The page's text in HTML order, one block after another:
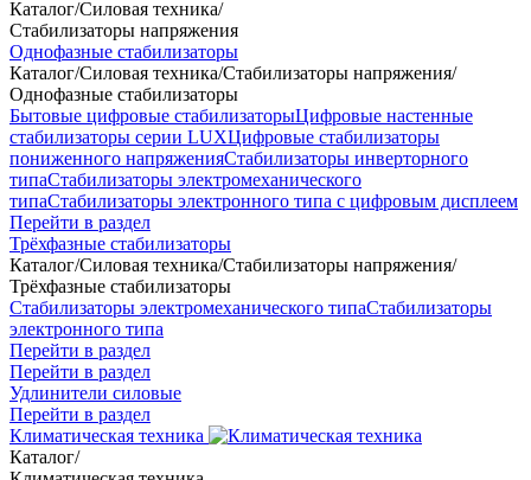
Каталог/Силовая техника/
Стабилизаторы напряжения
Однофазные стабилизаторы
Каталог/Силовая техника/Стабилизаторы напряжения/
Однофазные стабилизаторы
Бытовые цифровые стабилизаторыЦифровые настенные
стабилизаторы серии LUXЦифровые стабилизаторы
пониженного напряженияСтабилизаторы инверторного
типаСтабилизаторы электромеханического
типаСтабилизаторы электронного типа с цифровым дисплеем
Перейти в раздел
Трёхфазные стабилизаторы
Каталог/Силовая техника/Стабилизаторы напряжения/
Трёхфазные стабилизаторы
Стабилизаторы электромеханического типаСтабилизаторы
электронного типа
Перейти в раздел
Перейти в раздел
Удлинители силовые
Перейти в раздел
Климатическая техника
Каталог/